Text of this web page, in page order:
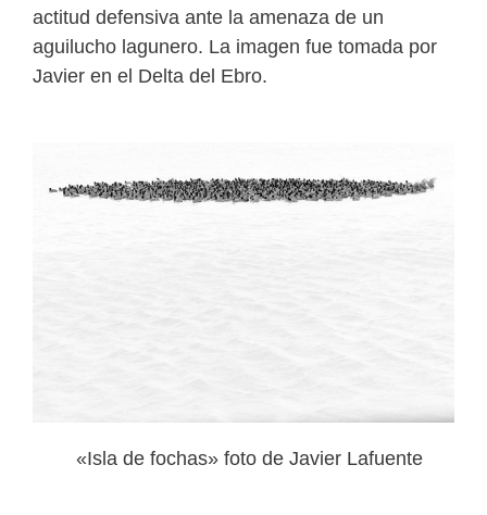
actitud defensiva ante la amenaza de un
aguilucho lagunero. La imagen fue tomada por
Javier en el Delta del Ebro.
«Isla de fochas» foto de Javier Lafuente